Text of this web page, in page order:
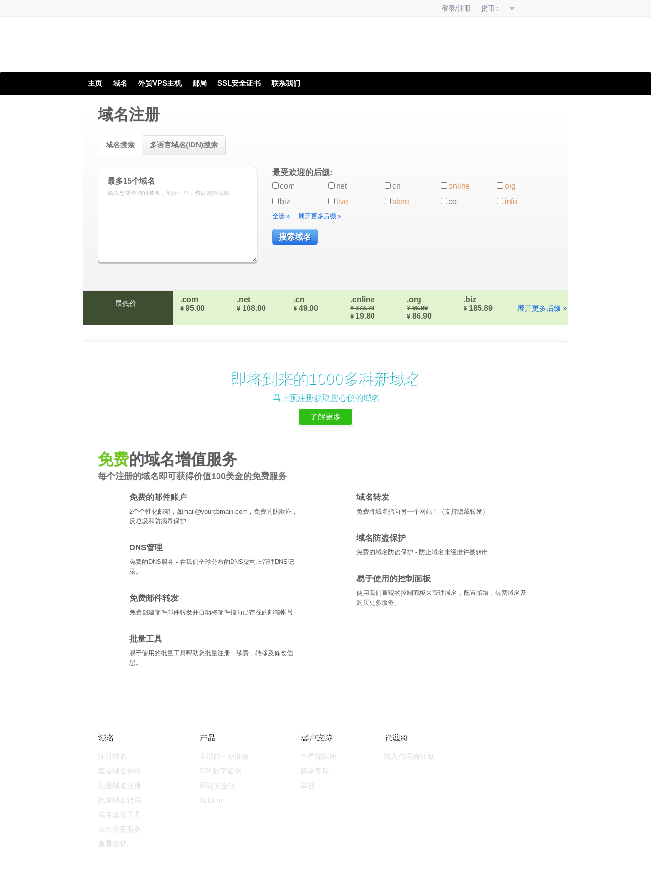
登录/注册 货币：
主页 域名 外贸VPS主机 邮局 SSL安全证书 联系我们
域名注册
域名搜索 多语言域名(IDN)搜索
最多15个域名
输入想要查询的域名，每行一个，然后选择后缀
最受欢迎的后缀:
com net cn online
org
biz
live store co info
全选 » 展开更多后缀 »
最低价 .com
¥ 95.00
.net
¥ 108.00
.cn
¥ 49.00
.online
¥ 272.79
¥ 19.80
.org
¥ 98.99
¥ 86.90
.biz
¥ 185.89 展开更多后缀 »
即将到来的1000多种新域名
马上预注册获取您心仪的域名
了解更多
免费的域名增值服务
每个注册的域名即可获得价值100美金的免费服务
免费的邮件账户
2个个性化邮箱，如mail@yourdomain.com，免费的防欺诈，
反垃圾和防病毒保护
DNS管理
免费的DNS服务 - 在我们全球分布的DNS架构上管理DNS记
录。
免费邮件转发
免费创建邮件邮件转发并自动将邮件指向已存在的邮箱帐号
批量工具
易于使用的批量工具帮助您批量注册，续费，转移及修改信
息。
域名转发
免费将域名指向另一个网站！（支持隐藏转发）
域名防盗保护
免费的域名防盗保护 - 防止域名未经准许被转出
易于使用的控制面板
使用我们直观的控制面板来管理域名，配置邮箱，续费域名及
购买更多服务。
域名
注册域名
查看域名价格
批量域名注册
批量域名转移
域名建议工具
域名免费服务
查看促销
产品
全球邮 - 标准版
SSL数字证书
网站安全锁
Xcitium
客户支持
查看知识库
联系客服
举报
代理商
加入代理商计划